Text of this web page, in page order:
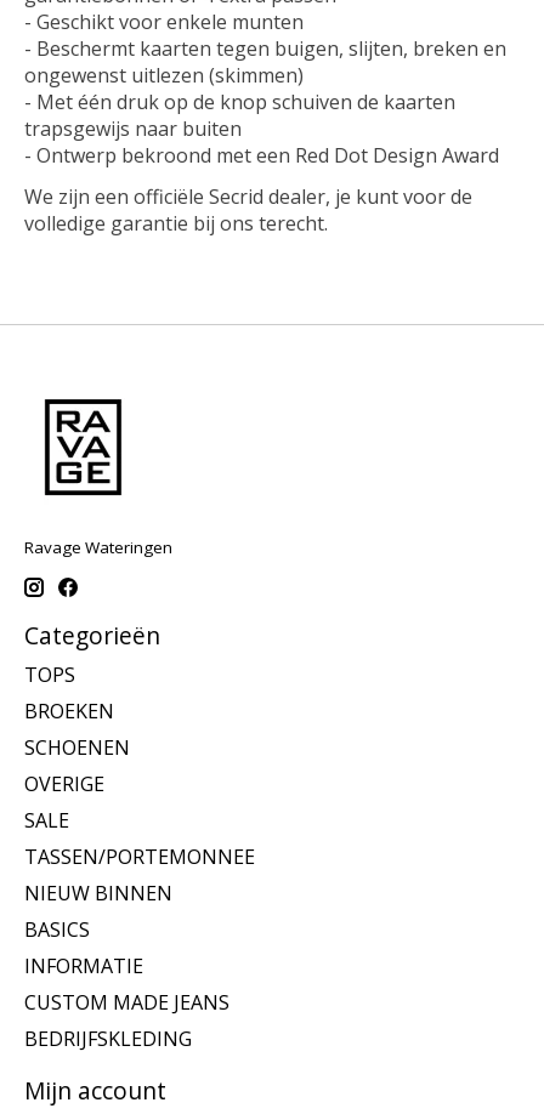
- Geschikt voor enkele munten
- Beschermt kaarten tegen buigen, slijten, breken en
ongewenst uitlezen (skimmen)
- Met één druk op de knop schuiven de kaarten
trapsgewijs naar buiten
- Ontwerp bekroond met een Red Dot Design Award
We zijn een officiële Secrid dealer, je kunt voor de
volledige garantie bij ons terecht.
Ravage Wateringen
Categorieën
TOPS
BROEKEN
SCHOENEN
OVERIGE
SALE
TASSEN/PORTEMONNEE
NIEUW BINNEN
BASICS
INFORMATIE
CUSTOM MADE JEANS
BEDRIJFSKLEDING
Mijn account